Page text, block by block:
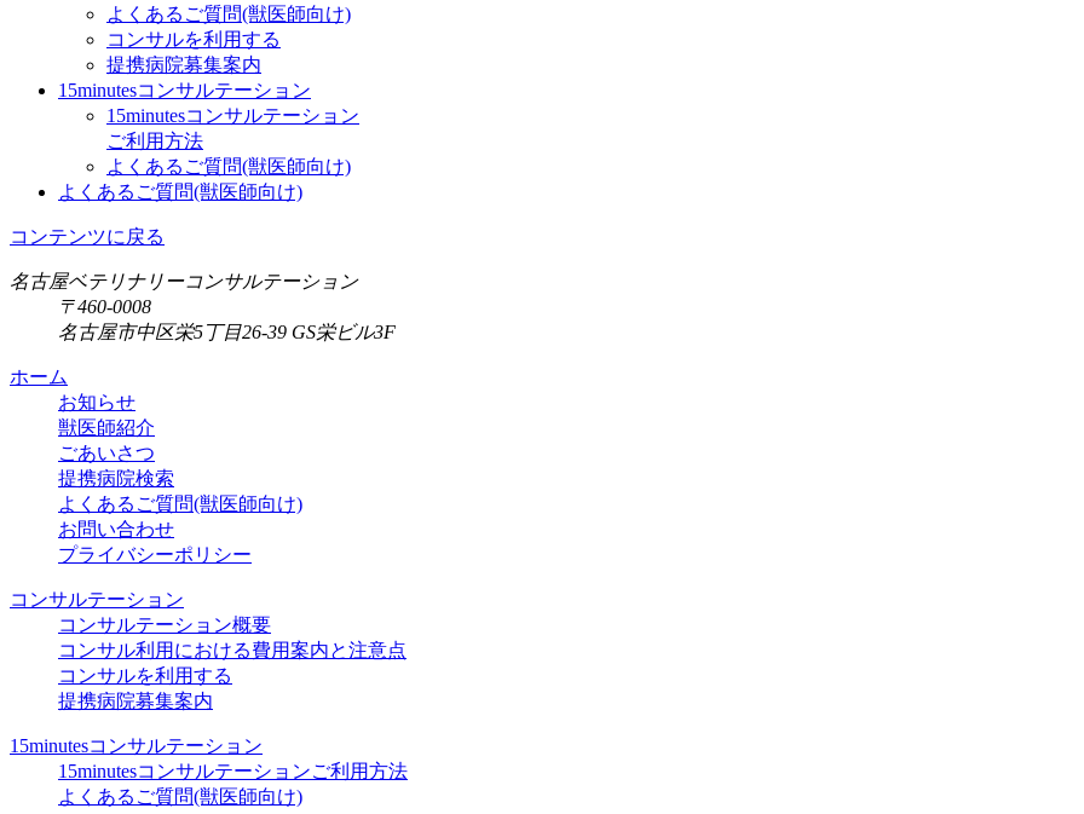
よくあるご質問(獣医師向け)
コンサルを利用する
提携病院募集案内
15minutesコンサルテーション
15minutesコンサルテーション
ご利用方法
よくあるご質問(獣医師向け)
よくあるご質問(獣医師向け)
コンテンツに戻る
名古屋ベテリナリーコンサルテーション
〒460-0008
名古屋市中区栄5丁目26-39 GS栄ビル3F
ホーム
お知らせ
獣医師紹介
ごあいさつ
提携病院検索
よくあるご質問(獣医師向け)
お問い合わせ
プライバシーポリシー
コンサルテーション
コンサルテーション概要
コンサル利用における費用案内と注意点
コンサルを利用する
提携病院募集案内
15minutesコンサルテーション
15minutesコンサルテーションご利用方法
よくあるご質問(獣医師向け)